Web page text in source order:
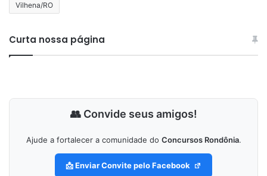
Vilhena/RO
Curta nossa página
👥 Convide seus amigos!
Ajude a fortalecer a comunidade do Concursos Rondônia.
📩 Enviar Convite pelo Facebook